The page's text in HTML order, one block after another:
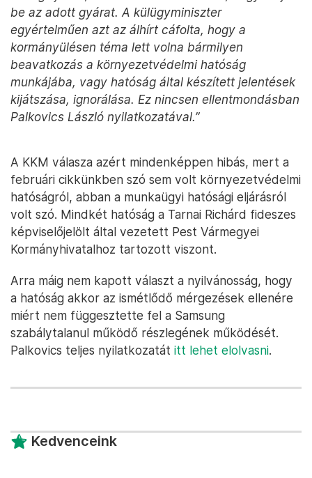
be az adott gyárat. A külügyminiszter
egyértelműen azt az álhírt cáfolta, hogy a
kormányülésen téma lett volna bármilyen
beavatkozás a környezetvédelmi hatóság
munkájába, vagy hatóság által készített jelentések
kijátszása, ignorálása. Ez nincsen ellentmondásban
Palkovics László nyilatkozatával.”
A KKM válasza azért mindenképpen hibás, mert a
februári cikkünkben szó sem volt környezetvédelmi
hatóságról, abban a munkaügyi hatósági eljárásról
volt szó. Mindkét hatóság a Tarnai Richárd fideszes
képviselőjelölt által vezetett Pest Vármegyei
Kormányhivatalhoz tartozott viszont.
Arra máig nem kapott választ a nyilvánosság, hogy
a hatóság akkor az ismétlődő mérgezések ellenére
miért nem függesztette fel a Samsung
szabálytalanul működő részlegének működését.
Palkovics teljes nyilatkozatát itt lehet elolvasni.
Kedvenceink